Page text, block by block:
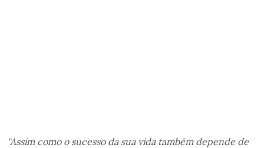
“Assim como o sucesso da sua vida também depende de